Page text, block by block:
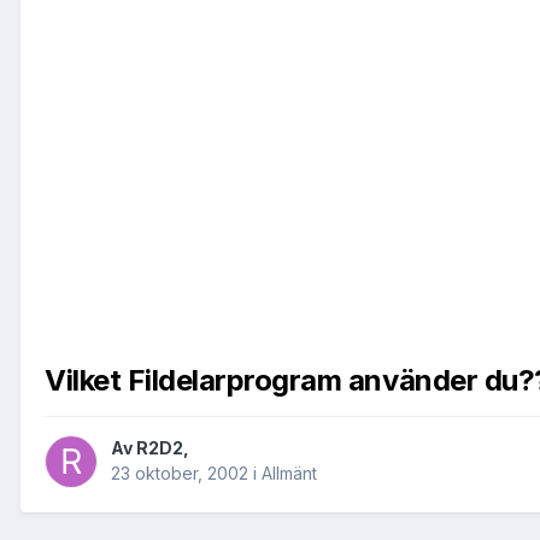
Vilket Fildelarprogram använder
Av R2D2
23 oktober, 2002 i Allmänt